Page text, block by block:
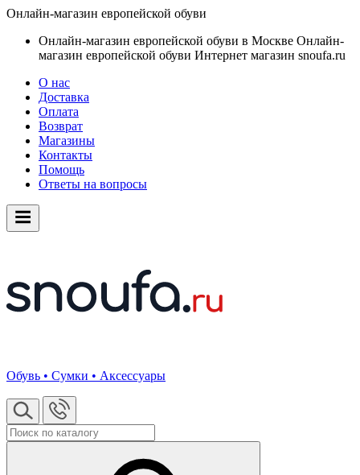
Онлайн-магазин европейской обуви
Онлайн-магазин европейской обуви в Москве Онлайн-
магазин европейской обуви Интернет магазин snoufa.ru
О нас
Доставка
Оплата
Возврат
Магазины
Контакты
Помощь
Ответы на вопросы
Обувь • Сумки • Аксессуары